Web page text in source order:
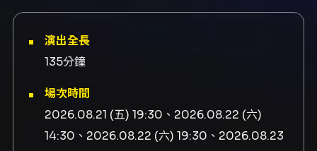
演出全長
135分鐘
場次時間
2026.08.21 (五) 19:30、2026.08.22 (六)
14:30、2026.08.22 (六) 19:30、2026.08.23